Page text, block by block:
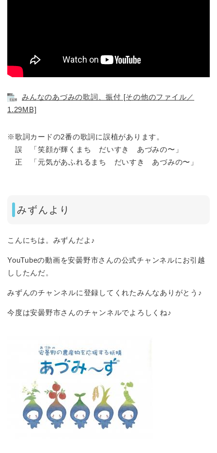
みんなのあづみの歌詞、振付 [その他のファイル／
1.29MB]
※歌詞カードの2番の歌詞に誤植があります。
誤 「笑顔が輝くまち だいすき あづみの〜」
正 「元気があふれるまち だいすき あづみの〜」
みずんより
こんにちは。みずんだよ♪
YouTubeの動画を安曇野市さんの公式チャンネルにお引越
ししたんだ。
みずんのチャンネルに登録してくれたみんなありがとう♪
今度は安曇野市さんのチャンネルでよろしくね♪